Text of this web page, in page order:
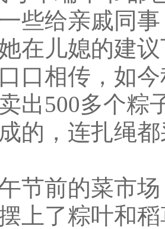
些给亲戚同
在儿媳的建
口相传，如
出500多个粽
的，连扎绳
前的菜市场
上了粽叶和